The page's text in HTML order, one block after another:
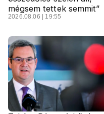
mégsem tettek semmit”
2026.08.06 | 19:55